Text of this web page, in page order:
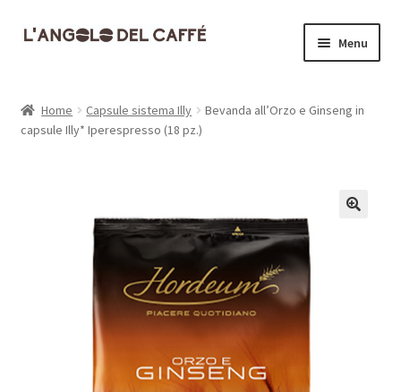
Vai
Vai
Menu
Carrello
Il mio account
Informativa Privacy
Home Capsule sistema Illy
Bevanda all’Orzo e Ginseng in
capsule Illy* Iperespresso (18 pz.)